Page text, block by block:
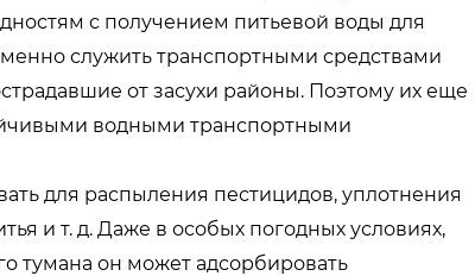
с получением питьевой воды для
служить транспортными средствами
от засухи районы. Поэтому их еще
водными транспортными
для распыления пестицидов, уплотнения
и т. д. Даже в особых погодных условиях,
тумана он может адсорбировать